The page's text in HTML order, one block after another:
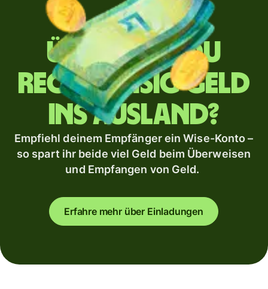
Überweist du
regelmäßig Geld
ins Ausland?
Empfiehl deinem Empfänger ein Wise-Konto –
so spart ihr beide viel Geld beim Überweisen
und Empfangen von Geld.
Erfahre mehr über Einladungen